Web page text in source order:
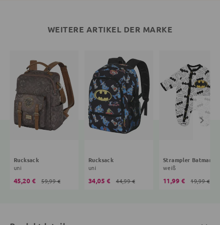
WEITERE ARTIKEL DER MARKE
Rucksack
uni
45,20 € 59,99 €
Rucksack
uni
34,05 € 44,99 €
Strampler Batman
weiß
11,99 € 19,99 €